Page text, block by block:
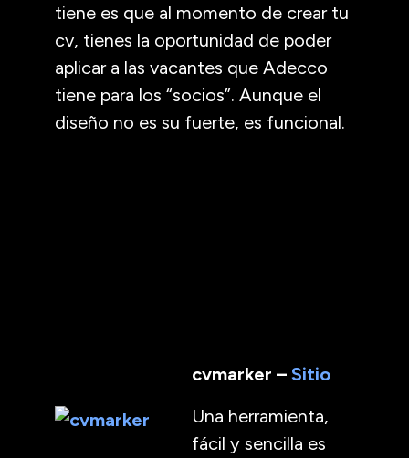
tiene es que al momento de crear tu
cv, tienes la oportunidad de poder
aplicar a las vacantes que Adecco
tiene para los “socios”. Aunque el
diseño no es su fuerte, es funcional.
cvmarker – Sitio
Una herramienta,
fácil y sencilla es